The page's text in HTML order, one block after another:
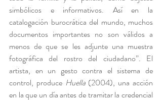
simbólicos e informativos. Así en la
catalogación burocrática del mundo, muchos
documentos importantes no son válidos a
menos de que se les adjunte una muestra
fotográfica del rostro del ciudadano”. El
artista, en un gesto contra el sistema de
control, produce Huella (2004), una acción
en la que un día antes de tramitar la credencial